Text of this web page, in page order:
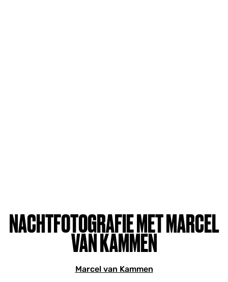
NACHTFOTOGRAFIE MET MARCEL
VAN KAMMEN
Marcel van Kammen